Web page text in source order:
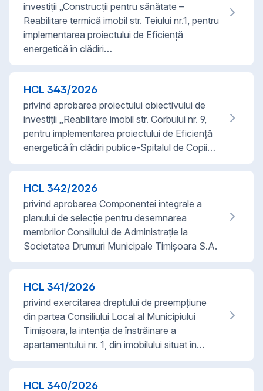
investiții „Construcții pentru sănătate –
Reabilitare termică imobil str. Teiului nr.1, pentru
implementarea proiectului de Eficiență
energetică în clădiri…
HCL 343/2026
privind aprobarea proiectului obiectivului de
investiții „Reabilitare imobil str. Corbului nr. 9,
pentru implementarea proiectului de Eficienţă
energetică în clădiri publice-Spitalul de Copii…
HCL 342/2026
privind aprobarea Componentei integrale a
planului de selecție pentru desemnarea
membrilor Consiliului de Administrație la
Societatea Drumuri Municipale Timișoara S.A.
HCL 341/2026
privind exercitarea dreptului de preempțiune
din partea Consiliului Local al Municipiului
Timișoara, la intenția de înstrăinare a
apartamentului nr. 1, din imobilului situat în…
HCL 340/2026